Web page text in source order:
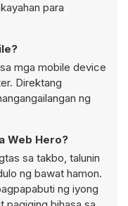
para
mga mobile device
Direktang
ng
Web Hero?
sa takbo, talunin
ng bawat hamon.
ng iyong